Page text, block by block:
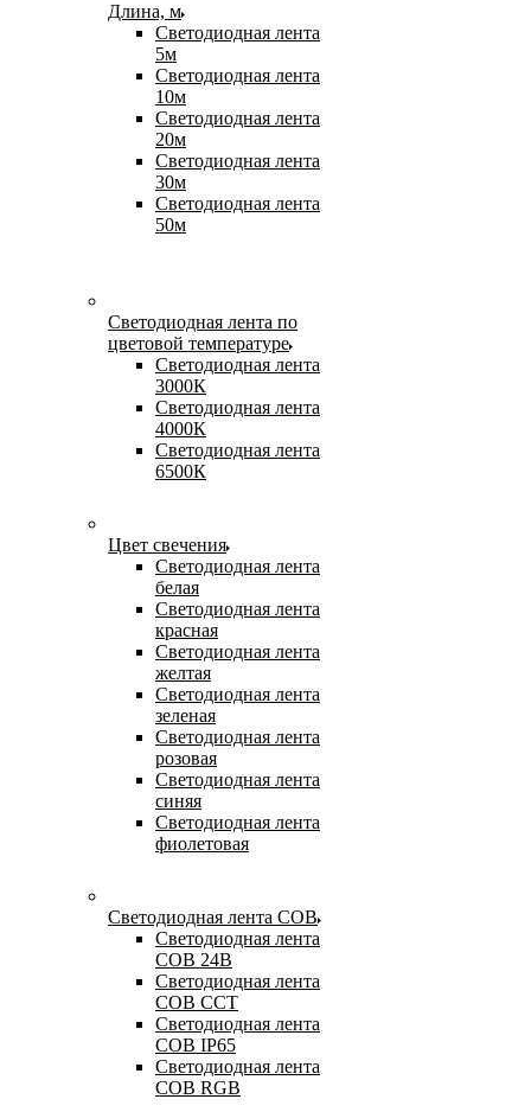
Длина, м
Светодиодная лента
5м
Светодиодная лента
10м
Светодиодная лента
20м
Светодиодная лента
30м
Светодиодная лента
50м
Светодиодная лента по
цветовой температуре
Светодиодная лента
3000К
Светодиодная лента
4000К
Светодиодная лента
6500К
Цвет свечения
Светодиодная лента
белая
Светодиодная лента
красная
Светодиодная лента
желтая
Светодиодная лента
зеленая
Светодиодная лента
розовая
Светодиодная лента
синяя
Светодиодная лента
фиолетовая
Светодиодная лента COB
Светодиодная лента
COB 24В
Светодиодная лента
COB CCT
Светодиодная лента
COB IP65
Светодиодная лента
COB RGB